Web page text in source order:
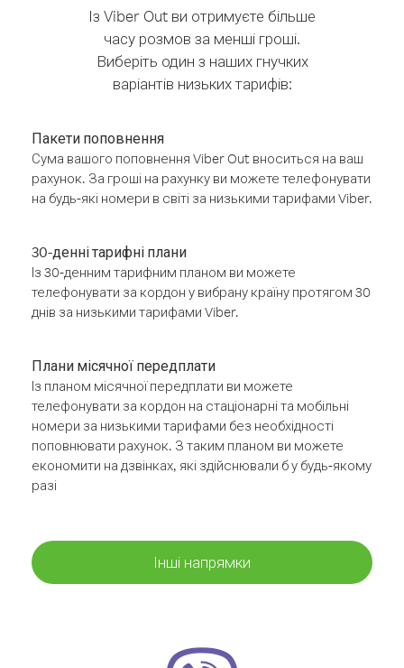
Із Viber Out ви отримуєте більше
часу розмов за менші гроші.
Виберіть один з наших гнучких
варіантів низьких тарифів:
Пакети поповнення
Сума вашого поповнення Viber Out вноситься на ваш
рахунок. За гроші на рахунку ви можете телефонувати
на будь-які номери в світі за низькими тарифами Viber.
30-денні тарифні плани
Із 30-денним тарифним планом ви можете
телефонувати за кордон у вибрану країну протягом 30
днів за низькими тарифами Viber.
Плани місячної передплати
Із планом місячної передплати ви можете
телефонувати за кордон на стаціонарні та мобільні
номери за низькими тарифами без необхідності
поповнювати рахунок. З таким планом ви можете
економити на дзвінках, які здійснювали б у будь-якому
разі
Інші напрямки